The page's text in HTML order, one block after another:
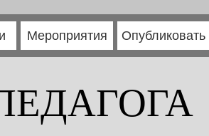
Мероприятия Опубликовать